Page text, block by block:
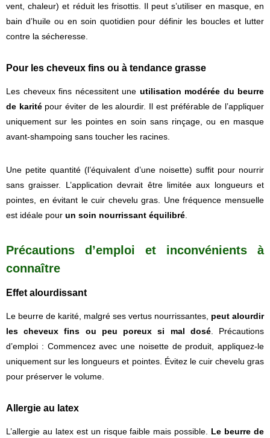
vent, chaleur) et réduit les frisottis. Il peut s’utiliser en masque, en
bain d’huile ou en soin quotidien pour définir les boucles et lutter
contre la sécheresse.
Pour les cheveux fins ou à tendance grasse
Les cheveux fins nécessitent une utilisation modérée du beurre
de karitépour éviter de les alourdir. Il est préférable de l’appliquer
uniquement sur les pointes en soin sans rinçage, ou en masque
avant-shampoing sans toucher les racines.
Une petite quantité (l’équivalent d’une noisette) suffit pour nourrir
sans graisser. L’application devrait être limitée aux longueurs et
pointes, en évitant le cuir chevelu gras. Une fréquence mensuelle
est idéale pour un soin nourrissant équilibré
Précautions d’emploi et inconvénients à
connaître
Effet alourdissant
Le beurre de karité, malgré ses vertus nourrissantes, peut alourdir
les cheveux fins ou peu poreux si mal dosé. Précautions
d’emploi : Commencez avec une noisette de produit, appliquez-le
uniquement sur les longueurs et pointes. Évitez le cuir chevelu gras
pour préserver le volume.
Allergie au latex
L’allergie au latex est un risque faible mais possible. Le beurre de